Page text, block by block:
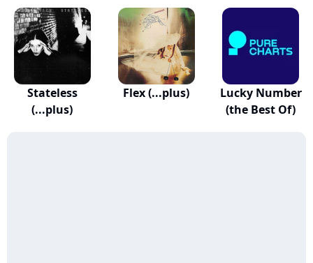
Stateless
(...plus)
Flex (...plus)
Lucky Number
(the Best Of)